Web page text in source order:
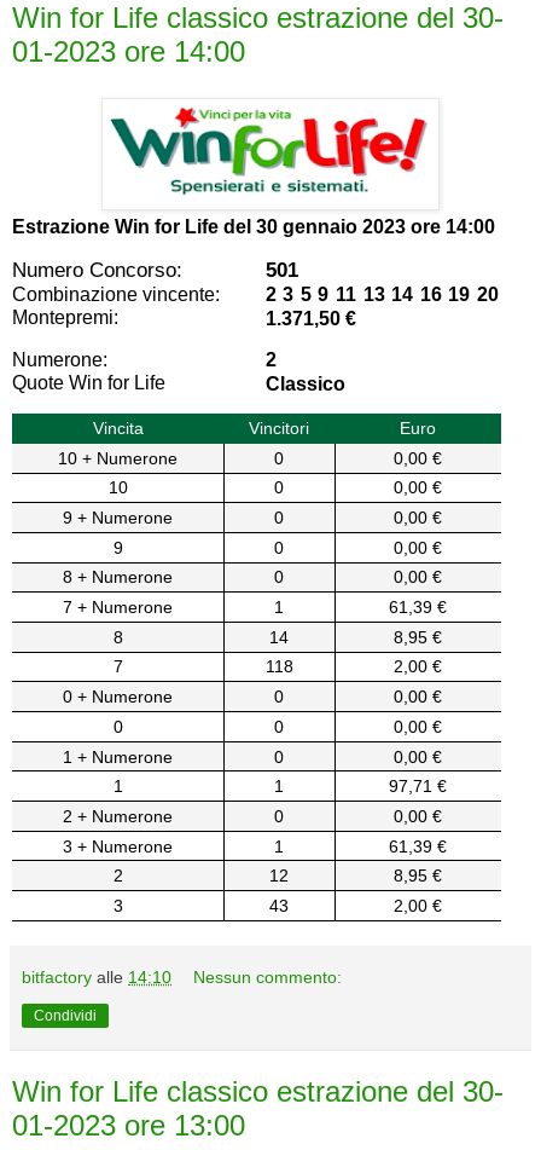
Win for Life classico estrazione del 30-
01-2023 ore 14:00
Estrazione Win for Life del 30 gennaio 2023 ore 14:00
Numero Concorso: 501
Combinazione vincente:
2 3 5 9 11 13 14 16 19 20
Montepremi:
1.371,50 €
Numerone:
2
Quote Win for Life
Classico
Vincita Vincitori
Euro
10 + Numerone
0
0,00 €
10
0
0,00 €
9 + Numerone
0
0,00 €
9
0
0,00 €
8 + Numerone
0
0,00 €
7 + Numerone
1
61,39 €
8
14
8,95 €
7
118
2,00 €
0 + Numerone
0
0,00 €
0
0
0,00 €
1 + Numerone
0
0,00 €
1
1
97,71 €
2 + Numerone
0
0,00 €
3 + Numerone
1
61,39 €
2
12
8,95 €
3
43 2,00 €
bitfactory alle 14:10 Nessun commento:
Condividi
Win for Life classico estrazione del 30-
01-2023 ore 13:00